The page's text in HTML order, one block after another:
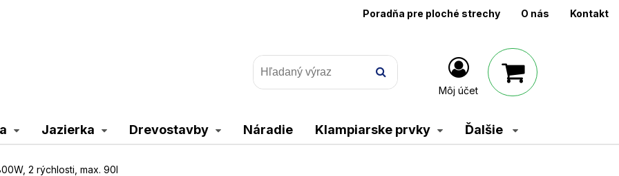
Poradňa pre ploché strechy O nás Kontakt
Môj účet
Jazierka Drevostavby Náradie Klampiarske prvky Ďalšie
2 rýchlosti, max. 90l